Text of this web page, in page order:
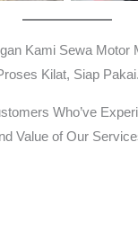
Kami Sewa Motor
Kilat, Siap Pakai.
Who’ve
Value of Our